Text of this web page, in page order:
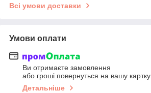
Всі умови доставки
Умови оплати
Ви отримаєте замовлення
або гроші повернуться на вашу картку
Детальніше